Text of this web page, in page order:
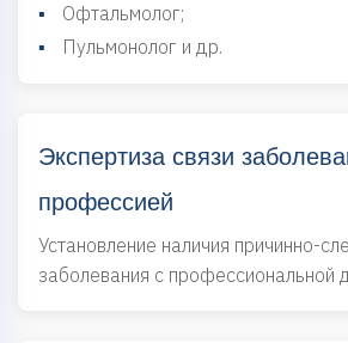
▪
Офтальмолог;
▪
Пульмонолог и др.
Экспертиза связи
профессией
Установление наличия причинно-
заболевания с профессиональной